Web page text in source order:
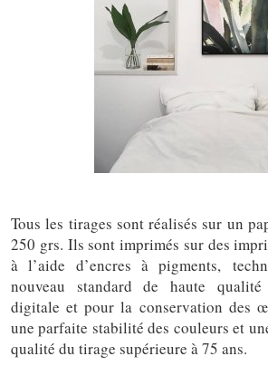
Tous les tirages sont réalisés sur un
250 grs. Ils sont imprimés sur des
à l’aide d’encres à pigments,
nouveau standard de haute qualité
digitale et pour la conservation des
une parfaite stabilité des couleurs et
qualité du tirage supérieure à 75 ans.